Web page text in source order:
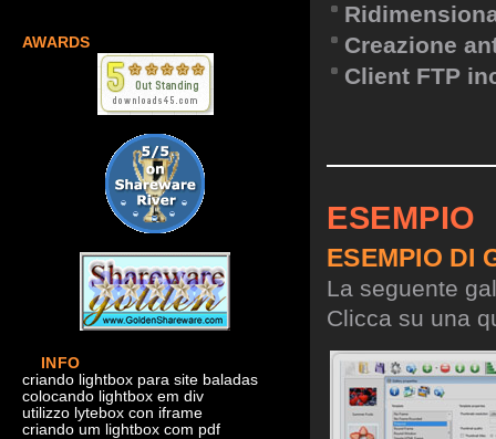
AWARDS
INFO
criando lightbox para site baladas
colocando lightbox em div
utilizzo lytebox con iframe
criando um lightbox com pdf
Creazione
Client FTP
ESEMPIO
ESEMPIO DI
La seguente
Clicca su una